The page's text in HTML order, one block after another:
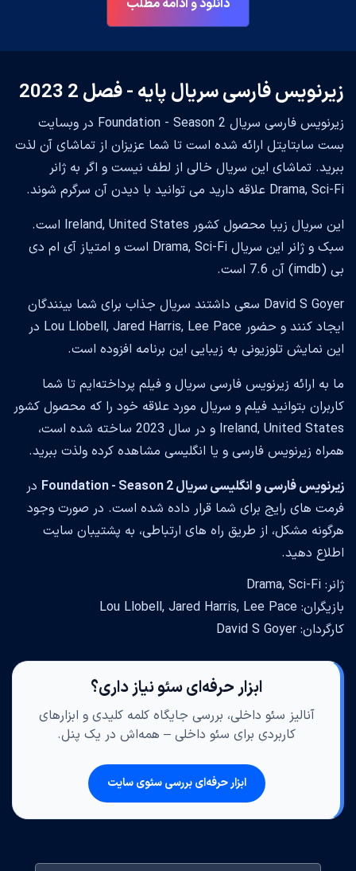
دانلود و ادامه مطلب
زیرنویس فارسی سریال پایه - فصل 2 2023
زیرنویس فارسی سریال Foundation - Season 2 در وبسایت
بست سابتایتل ارائه شده است تا شما عزیزان از تماشای آن لذت
ببرید. تماشای این سریال خالی از لطف نیست و اگر به ژانر
Drama, Sci-Fi علاقه دارید می توانید با دیدن آن سرگرم شوند.
این سریال زیبا محصول کشور Ireland, United States است.
سبک و ژانر این سریال Drama, Sci-Fi است و امتیاز آی ام دی
بی (imdb) آن 7.6 است.
David S Goyer سعی داشتند سریال جذاب برای شما بینندگان
ایجاد کنند و حضور Lou Llobell, Jared Harris, Lee Pace در
این نمایش تلوزیونی به زیبایی این برنامه افزوده است.
ما به ارائه زیرنویس فارسی سریال و فیلم پرداخته‌ایم تا شما
کاربران بتوانید فیلم و سریال مورد علاقه خود را که محصول کشور
Ireland, United States و در سال 2023 ساخته شده است،
همراه زیرنویس فارسی و یا انگلیسی مشاهده کرده ولذت ببرید.
زیرنویس فارسی و انگلیسی سریال Foundation - Season 2
در
فرمت های رایج برای شما قرار داده شده است. در صورت وجود
هرگونه مشکل، از طریق راه های ارتباطی، به پشتیبان سایت
اطلاع دهید.
ژانر: Drama, Sci-Fi
بازیگران: Lou Llobell, Jared Harris, Lee Pace
کارگردان: David S Goyer
ابزار حرفه‌ای سئو نیاز داری؟
آنالیز سئو داخلی، بررسی جایگاه کلمه کلیدی و ابزارهای
کاربردی برای سئو داخلی – همه‌اش در یک پنل.
ابزار حرفه‌ای بررسی سئوی سایت